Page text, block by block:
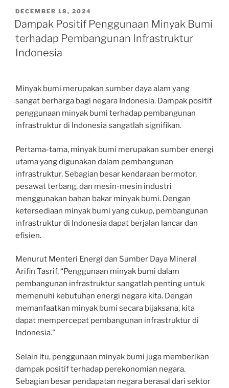
POSTED
ON
DECEMBER 18, 2024
Dampak Positif Penggunaan Minyak Bumi
terhadap Pembangunan Infrastruktur
Indonesia
Minyak bumi merupakan sumber daya alam yang
sangat berharga bagi negara Indonesia. Dampak positif
penggunaan minyak bumi terhadap pembangunan
infrastruktur di Indonesia sangatlah signifikan.
Pertama-tama, minyak bumi merupakan sumber energi
utama yang digunakan dalam pembangunan
infrastruktur. Sebagian besar kendaraan bermotor,
pesawat terbang, dan mesin-mesin industri
menggunakan bahan bakar minyak bumi. Dengan
ketersediaan minyak bumi yang cukup, pembangunan
infrastruktur di Indonesia dapat berjalan lancar dan
efisien.
Menurut Menteri Energi dan Sumber Daya Mineral
Arifin Tasrif, “Penggunaan minyak bumi dalam
pembangunan infrastruktur sangatlah penting untuk
memenuhi kebutuhan energi negara kita. Dengan
memanfaatkan minyak bumi secara bijaksana, kita
dapat mempercepat pembangunan infrastruktur di
Indonesia.”
Selain itu, penggunaan minyak bumi juga memberikan
dampak positif terhadap perekonomian negara.
Sebagian besar pendapatan negara berasal dari sektor